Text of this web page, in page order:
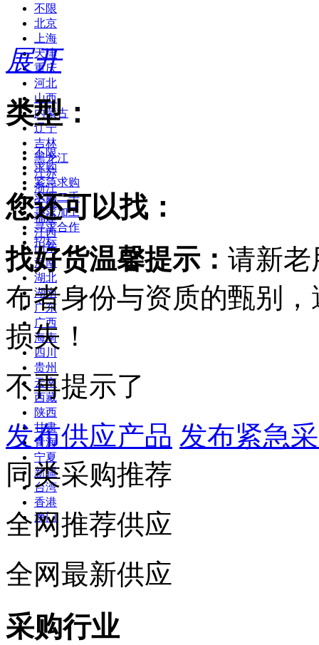
不限
北京
上海
天津
重庆
河北
山西
内蒙古
辽宁
吉林
黑龙江
江苏
浙江
安徽
福建
江西
山东
河南
湖北
湖南
广东
广西
海南
四川
贵州
云南
西藏
陕西
甘肃
青海
宁夏
新疆
台湾
香港
澳门
展开
类型：
不限
求购
紧急求购
求购二手
寻求加工
寻求合作
招标
您还可以找：
找好货温馨提示： 请新老
布者身份与资质的甄别
损失！
不再提示了
发布供应产品 发布紧急
同类采购推荐
全网推荐供应
全网最新供应
采购行业